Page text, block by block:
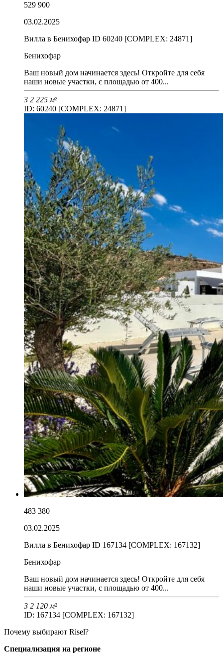
529 900
03.02.2025
Вилла в Бенихофар ID 60240 [COMPLEX: 24871]
Бенихофар
Ваш новый дом начинается здесь! Откройте для себя
наши новые участки, с площадью от 400...
3 2 225 м²
ID: 60240 [COMPLEX: 24871]
483 380
03.02.2025
Вилла в Бенихофар ID 167134 [COMPLEX: 167132]
Бенихофар
Ваш новый дом начинается здесь! Откройте для себя
наши новые участки, с площадью от 400...
3 2 120 м²
ID: 167134 [COMPLEX: 167132]
Почему выбирают Risel?
Специализация на регионе